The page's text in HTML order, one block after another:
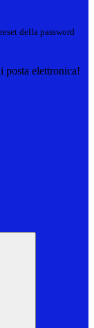
della password
posta elettronica!